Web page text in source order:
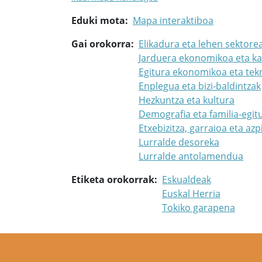
Eduki mota
Mapa interaktiboa
Gai orokorra
Elikadura eta lehen
Jarduera ekonomikoa eta
Egitura ekonomikoa eta
Enplegua eta bizi-baldintzak
Hezkuntza eta kultura
Demografia eta familia-
Etxebizitza, garraioa eta
Lurralde desoreka
Lurralde antolamendua
Etiketa orokorrak
Eskualdeak
Euskal Herria
Tokiko garapena